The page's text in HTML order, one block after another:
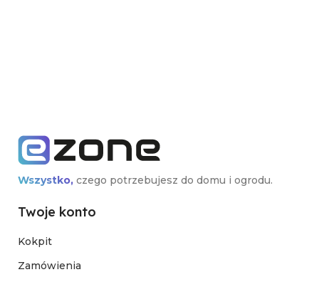
Wszystko, czego potrzebujesz do domu i ogrodu.
Twoje konto
Kokpit
Zamówienia